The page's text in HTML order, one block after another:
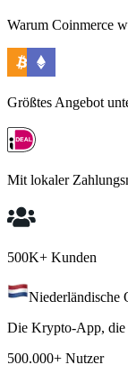
Warum Coinmerce
Größtes Angebot
Mit lokaler
500K+ Kunden
Niederländische
Die Krypto-App,
500.000+ Nutzer